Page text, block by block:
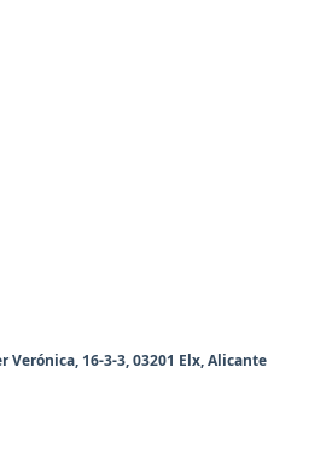
Verónica, 16-3-3, 03201 Elx, Alicante